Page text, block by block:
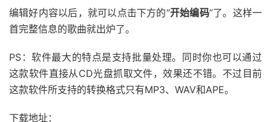
编辑好内容以后，就可以点击下方的“开始编码”了。这样一
首完整信息的歌曲就出炉了。
PS：软件最大的特点是支持批量处理。同时你也可以通过
这款软件直接从CD光盘抓取文件，效果还不错。不过目前
这款软件所支持的转换格式只有MP3、WAV和APE。
下载地址：